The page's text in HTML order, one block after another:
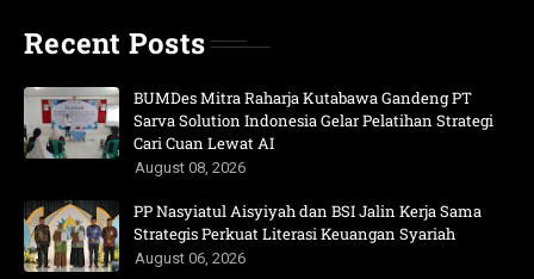
Recent Posts
BUMDes Mitra Raharja Kutabawa Gandeng PT
Sarva Solution Indonesia Gelar Pelatihan Strategi
Cari Cuan Lewat AI
August 08, 2026
PP Nasyiatul Aisyiyah dan BSI Jalin Kerja Sama
Strategis Perkuat Literasi Keuangan Syariah
August 06, 2026